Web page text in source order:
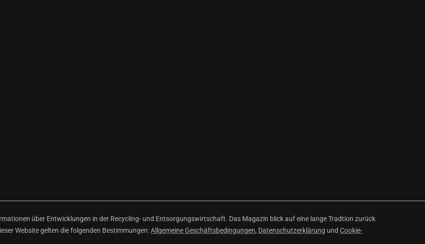
über Entwicklungen in der Recycling- und Entsorgungswirtschaft. Das Magazin blick auf eine lange Tradtion zurück
Website gelten die folgenden Bestimmungen:Allgemeine Geschäftsbedingungen, Datenschutzerklärung und Cookie-